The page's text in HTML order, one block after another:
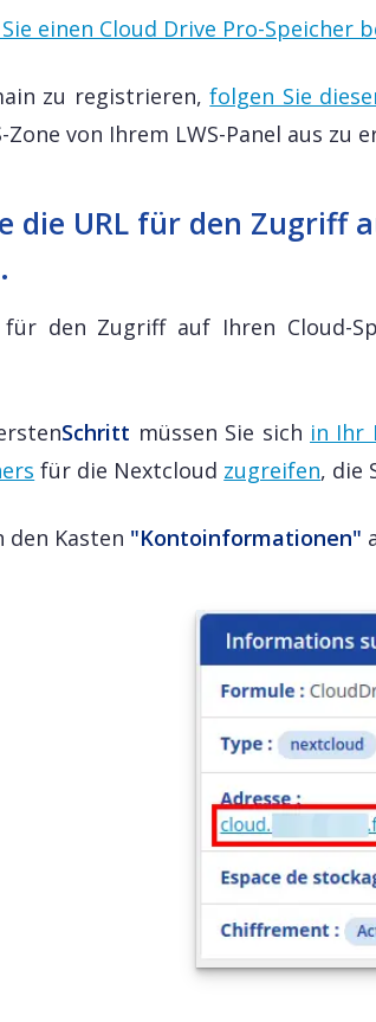
einen Cloud Drive Pro-Speicher
zu registrieren,folgen Sie
Zone von Ihrem LWS-Panel aus zu
die URL für den Zugriff
den Zugriff auf Ihren Cloud-
Schritt müssen Sie sich in Ihr
für die Nextcloud zugreifen, die
den Kasten "Kontoinformationen"